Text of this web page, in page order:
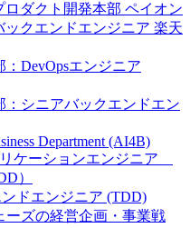
ダクト開発本部 ペイオン
クエンドエンジニア 楽天
DevOpsエンジニア
シニアバックエンドエン
Department (AI4B)
リケーションエンジニア
）
ドエンジニア (TDD)
ーズの経営企画・事業戦